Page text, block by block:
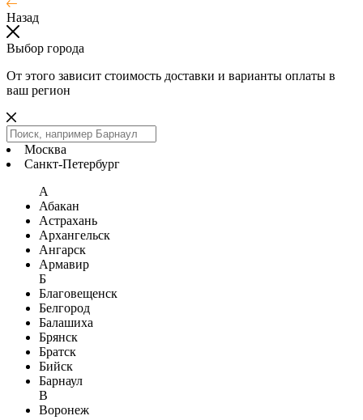
Назад
Выбор города
От этого зависит стоимость доставки и варианты оплаты в
ваш регион
Москва
Санкт-Петербург
А
Абакан
Астрахань
Архангельск
Ангарск
Армавир
Б
Благовещенск
Белгород
Балашиха
Брянск
Братск
Бийск
Барнаул
В
Воронеж